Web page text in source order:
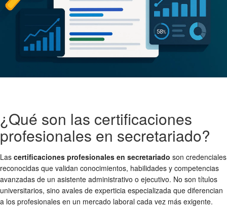
¿Qué son las certificaciones
profesionales en secretariado?
Las certificaciones profesionales en secretariado son credenciales
reconocidas que validan conocimientos, habilidades y competencias
avanzadas de un asistente administrativo o ejecutivo. No son títulos
universitarios, sino avales de experticia especializada que diferencian
a los profesionales en un mercado laboral cada vez más exigente.